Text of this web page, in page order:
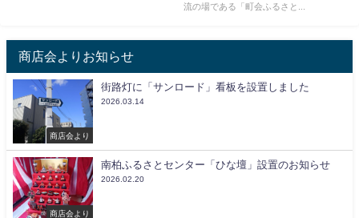
流の場である「町会ふるさと...
商店会よりお知らせ
商店会より
街路灯に「サンロード」看板を設置しました
2026.03.14
商店会より
南柏ふるさとセンター「ひな壇」設置のお知らせ
2026.02.20